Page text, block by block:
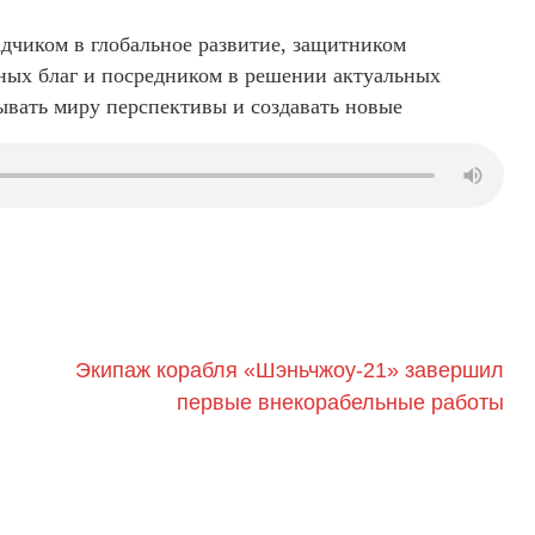
в глобальное развитие, защитником
благ и посредником в решении актуальных
миру перспективы и создавать новые
Экипаж корабля «Шэньчжоу-21» завершил
первые внекорабельные работы